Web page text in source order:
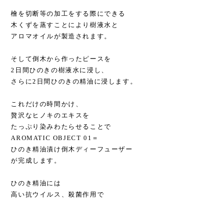
檜を切断等の加工をする際にできる
木くずを蒸すことにより樹液水と
アロマオイルが製造されます。
そして倒木から作ったピースを
2日間ひのきの樹液水に浸し、
さらに2日間ひのきの精油に浸します。
これだけの時間かけ、
贅沢なヒノキのエキスを
たっぷり染みわたらせることで
AROMATIC OBJECT 01＝
ひのき精油漬け倒木ディーフューザー
が完成します。
ひのき精油には
高い抗ウイルス、殺菌作用で